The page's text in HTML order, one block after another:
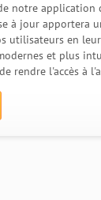
notre application
à jour apportera
utilisateurs en
et plus
rendre l'accès à